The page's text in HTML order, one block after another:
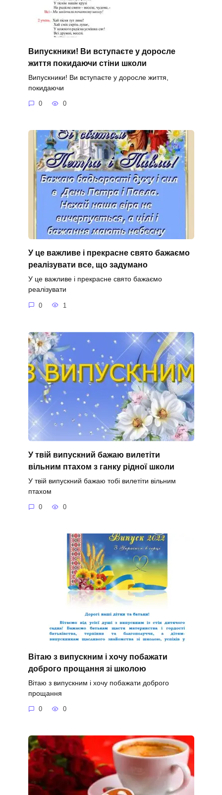
Випускники! Ви вступаєте у доросле
життя покидаючи стіни школи
Випускники! Ви вступаєте у доросле життя,
покидаючи
0 0
У це важливе і прекрасне свято бажаємо
реалізувати все, що задумано
У це важливе і прекрасне свято бажаємо
реалізувати
0 1
У твій випускний бажаю вилетіти
вільним птахом з ганку рідної школи
У твій випускний бажаю тобі вилетіти вільним
птахом
0 0
Вітаю з випускним і хочу побажати
доброго прощання зі школою
Вітаю з випускним і хочу побажати доброго
прощання
0 0